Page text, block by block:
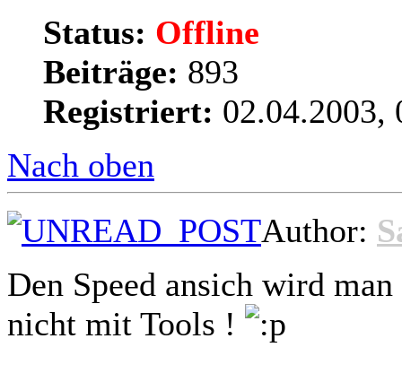
Status: Offline
Beiträge: 893
Registriert: 02.04.2003,
Nach oben
Author:
Den Speed ansich wird
nicht mit Tools !